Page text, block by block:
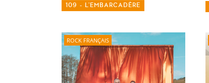
109 - L'EMBARCADÈRE
ROCK FRANÇAIS